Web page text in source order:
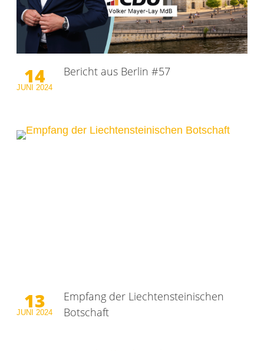
14
JUNI2024
Bericht aus Berlin #57
13
JUNI2024
Empfang der Liechtensteinischen
Botschaft